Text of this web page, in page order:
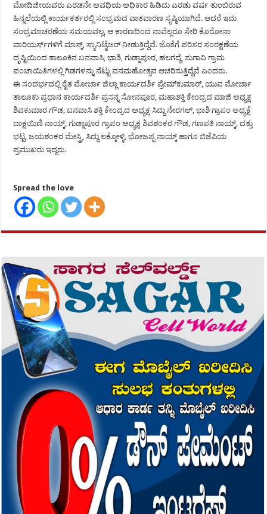
ಮೋದಿಜೀಯವರು ಎರಡನೇ ಅವಧಿಯ ಅಧಿಕಾರ ಹಿಡಿದು ಎರಡು ವರ್ಷ ತುಂಬಿರುವ
ಹಿನ್ನಲೆಯಲ್ಲಿ ಕಾರ್ಯಕರ್ತರಲ್ಲಿ ಸಂಭ್ರಮದ ವಾತವಾರಣ ಸೃಷ್ಠಿಯಾಗಿದೆ. ಆದರೆ ಇದು
ಸಂಭ್ರಮಾಚರಣೆಯ ಸಮಯವಲ್ಲ, ಆ ಕಾರಣದಿಂದ ನಾವೆಲ್ಲರೂ ಸೇರಿ ಕೊರೋನಾ
ವಾರಿಯರ್ಸ್‍ಗಳಿಗೆ ಮಾಸ್ಕ್, ಸ್ಯಾನಿಟೈಜರ್ ನೀಡುತ್ತಿದ್ದೆವೆ. ಜೊತೆಗೆ ಪರಿಸರ ಸಂರಕ್ಷಣೆಯ
ದೃಷ್ಟಿಯಿಂದ ತಾಲೂಕಿನ ಬನವಾಸಿ, ಭಾಶಿ, ಗುಡ್ನಾಪೂರ, ಹಲಗದ್ದೆ, ಸುಗಾವಿ ಗ್ರಾಮ
ಪಂಚಾಯಿತಿಗಳಲ್ಲಿ ಗಿಡಗಳನ್ನು ನೆಟ್ಟು ವನಮಹೋತ್ಸವ ಆಚರಿಸುತ್ತಿದ್ದೆವೆ ಎಂದರು.
ಈ ಸಂದರ್ಭದಲ್ಲಿ ರೈತ ಮೋರ್ಚಾ ಜಿಲ್ಲಾ ಕಾರ್ಯದರ್ಶಿ ಪ್ರೇಮ್‍ಕುಮಾರ್, ಯುವ ಮೋರ್ಚಾ
ತಾಲೂಕು ಪ್ರಧಾನ ಕಾರ್ಯದರ್ಶಿ ಪ್ರಸನ್ನ ಸೋನಪೂರ, ಮಹಾಶಕ್ತಿ ಕೇಂದ್ರದ ಮಾಜಿ ಅಧ್ಯಕ್ಷ
ಶಿವಕುಮಾರ ಗೌಡ, ಬನವಾಸಿ ಶಕ್ತಿ ಕೇಂದ್ರದ ಅಧ್ಯಕ್ಷ ಸಿದ್ದು ನೇರಗಲ್, ಭಾಶಿ ಗ್ರಾಪಂ ಅಧ್ಯಕ್ಷೆ
ದಾಕ್ಷಯಿಣಿ ನಾಯ್ಕ್, ಗುಡ್ನಾಪೂರ ಗ್ರಾಪಂ ಅಧ್ಯಕ್ಷ ಶಿವಶಂಕರ ಗೌಡ, ಗಣಪತಿ ನಾಯ್ಕ್, ದತ್ತು
ಭಟ್ಟ, ಜಯಶಂಕರ ಮೇಸ್ತ್ರಿ, ಸಿದ್ದು ಲಕ್ಕೋಳ್ಳಿ, ಭೋಜಪ್ಪ ನಾಯ್ಕ್ ಹಾಗೂ ಬಿಜೆಪಿಯ
ಪ್ರಮುಖರು ಇದ್ದರು.
Spread the love